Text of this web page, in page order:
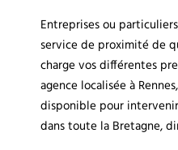
Entreprises ou
service de proximité de
charge vos différentes
agence localisée à
disponible pour
dans toute la Bretagne,